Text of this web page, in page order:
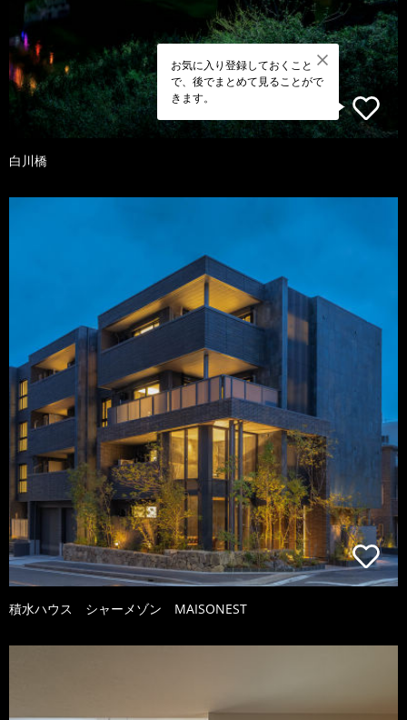
お気に入り登録しておくこと
で、後でまとめて見ることがで
きます。
白川橋
積水ハウス シャーメゾン MAISONEST